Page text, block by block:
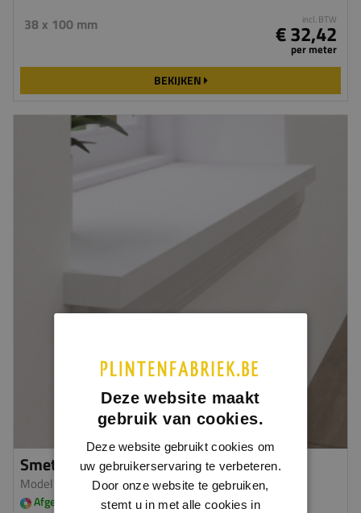
38 x 100 mm incl. BTW
€ 32,42
per meter
BEKIJKEN
Smetlijst D
Model 5133 | MDF v313
Afgelakt in meerdere kleuren leverbaar
Deze website maakt
gebruik van cookies.
Deze website gebruikt cookies om
uw gebruikerservaring te verbeteren.
Door onze website te gebruiken,
stemt u in met alle cookies in